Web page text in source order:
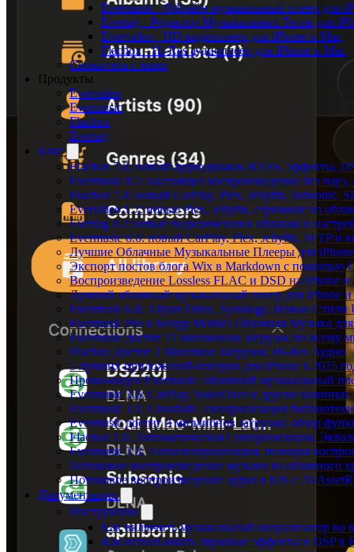
Evermusic - Офлайн музыкальный плеер для
Evertag - Редактор Музыкальных Тегов для
Evervideo - HD видеоплеер для iPhone и Mac
Flacbox - Hi-Res аудиоплеер для iPhone и Mac
Свяжитесь с нами
Продукты
Evervideo
Evermusic
Flacbox
Evertag
Блог
Flacbox 7.6: новый аудиодвижок BASS, эффекты,
Evermusic 8.7: настоящее воспроизведение без
Flacbox 7.4: новый CarPlay, Plex, Jellyfin, Subsonic,
Evervideo 1.7: новые Plex, Jellyfin, стриминг из
Evertag 4.2: новые подключения к облакам и
Evermusic 8.6: новый CarPlay, Plex, Jellyfin, SFTP и
Лучшие Облачные Музыкальные Плееры для iPhone
Экспорт постов блога Wix в Markdown с помощью
Воспроизведение Lossless FLAC и DSD на iPhone и
Лучший облачный музыкальный плеер для iPhone и
Evermusic 6.8: Aliyun Drive, Synology, Новые Стили
Evermusic Pro в Setapp Mobile: Облачная Музыка
Evermusic достиг 11 миллионов загрузок по всему
Flacbox Достиг 1 Миллион Загрузок: Hi-Res Аудио
5 лучших приложений-плееров для iPhone в 2025
Промо-видео Evermusic: облачный музыкальный
Evermusic 3.6: CarPlay, VoiceOver и другие новинки
Evermusic 3.1: Crossfade, синхронизация
Evermusic достиг 3 миллионов загрузок: обзор
Flacbox 1.6: Автоматическая Синхронизация,
Evermusic 2.3: Автосинхронизация, позиция
Потоковое воспроизведение музыки из облачного
Потоковое воспроизведение аудио в iOS с
Документация
Инструкции
Как включить музыкальный визуализатор во
Как использовать звуковые эффекты и DSP в